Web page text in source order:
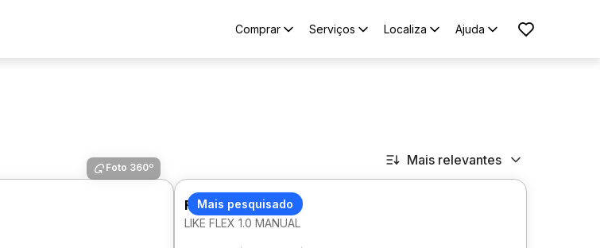
Comprar Serviços Localiza Ajuda
Mais relevantes
Foto 360º
Mais pesquisado
FIAT MOBI
LIKE FLEX 1.0 MANUAL